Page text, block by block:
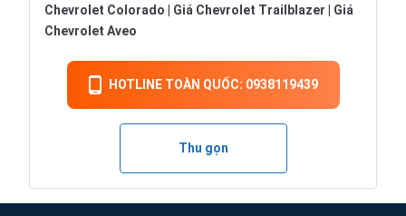
Chevrolet Colorado
Giá Chevrolet Trailblazer
Giá
Chevrolet Aveo
HOTLINE TOÀN QUỐC: 0938119439
Thu gọn